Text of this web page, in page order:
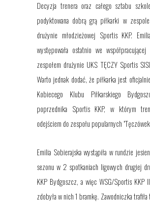
Decyzja trenera oraz całego sztabu
podyktowana dobrą grą piłkarki w
drużynie młodzieżowej Sportis KKP.
występowała ostatnio we
zespołem drużynie UKS TĘCZY Sportis
Warto jednak dodać, że piłkarka jest
Kobiecego Klubu Piłkarskiego
poprzednika Sportis KKP, w którym
odejściem do zespołu popularnych
Emilia Sobierajska wystąpiła w rundzie
sezonu w 2 spotkaniach ligowych drugiej
KKP Bydgoszcz, a więc WSG/Sportis KKP
zdobyła w nich 1 bramkę. Zawodniczka